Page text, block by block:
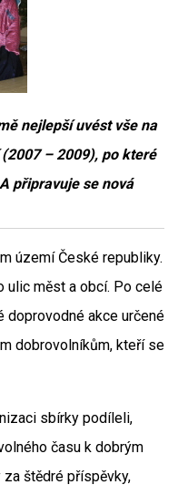
nejlepší uvést vše na
– 2009), po které
připravuje se nová
území České republiky.
ulic měst a obcí. Po celé
doprovodné akce určené
dobrovolníkům, kteří se
sbírky podíleli,
času k dobrým
štědré příspěvky,